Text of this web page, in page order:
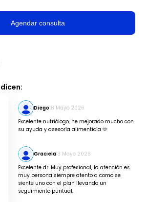
Agendar consulta
Diego18 Mayo 2026
Excelente nutriólogo, he mejorado mucho con
su ayuda y asesoría alimenticia 🫶
Graciela13 Mayo 2026
Excelente dr. Muy profesional, la atención es
muy personalsiempre atento a como se
siente uno con el plan llevando un
seguimiento puntual.